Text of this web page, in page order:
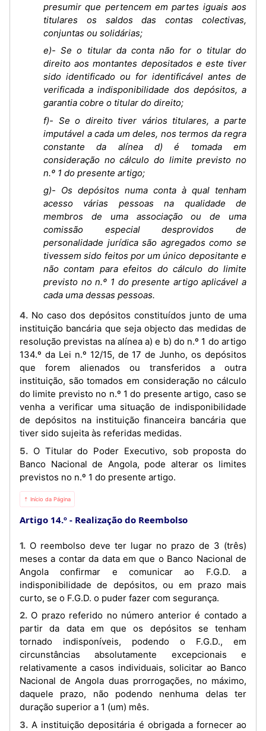
presumir que pertencem em partes iguais aos
titulares os saldos das contas colectivas,
conjuntas ou solidárias;
e)- Se o titular da conta não for o titular do
direito aos montantes depositados e este tiver
sido identificado ou for identificável antes de
verificada a indisponibilidade dos depósitos, a
garantia cobre o titular do direito;
f)- Se o direito tiver vários titulares, a parte
imputável a cada um deles, nos termos da regra
constante da alínea d) é tomada em
consideração no cálculo do limite previsto no
n.º 1 do presente artigo;
g)- Os depósitos numa conta à qual tenham
acesso várias pessoas na qualidade de
membros de uma associação ou de uma
comissão especial desprovidos de
personalidade jurídica são agregados como se
tivessem sido feitos por um único depositante e
não contam para efeitos do cálculo do limite
previsto no n.º 1 do presente artigo aplicável a
cada uma dessas pessoas.
4. No caso dos depósitos constituídos junto de uma
instituição bancária que seja objecto das medidas de
resolução previstas na alínea a) e b) do n.º 1 do artigo
134.º da Lei n.º 12/15, de 17 de Junho, os depósitos
que forem alienados ou transferidos a outra
instituição, são tomados em consideração no cálculo
do limite previsto no n.º 1 do presente artigo, caso se
venha a verificar uma situação de indisponibilidade
de depósitos na instituição financeira bancária que
tiver sido sujeita às referidas medidas.
5. O Titular do Poder Executivo, sob proposta do
Banco Nacional de Angola, pode alterar os limites
previstos no n.º 1 do presente artigo.
⇡ Início da Página
Artigo 14.º Realização do Reembolso
1. O reembolso deve ter lugar no prazo de 3 (três)
meses a contar da data em que o Banco Nacional de
Angola confirmar e comunicar ao F.G.D. a
indisponibilidade de depósitos, ou em prazo mais
curto, se o F.G.D. o puder fazer com segurança.
2. O prazo referido no número anterior é contado a
partir da data em que os depósitos se tenham
tornado indisponíveis, podendo o F.G.D., em
circunstâncias absolutamente excepcionais e
relativamente a casos individuais, solicitar ao Banco
Nacional de Angola duas prorrogações, no máximo,
daquele prazo, não podendo nenhuma delas ter
duração superior a 1 (um) mês.
3. A instituição depositária é obrigada a fornecer ao